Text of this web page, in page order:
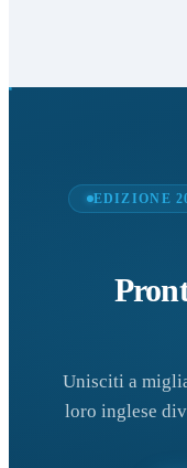
EDIZIONE
Unisciti a
loro inglese